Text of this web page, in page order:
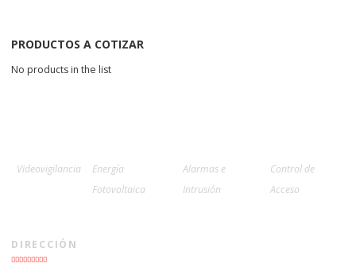
PRODUCTOS A COTIZAR
No products in the list
Videovigilancia
Energía
Fotovoltaica
Alarmas e
Intrusión
Control de
Acceso
DIRECCIÓN